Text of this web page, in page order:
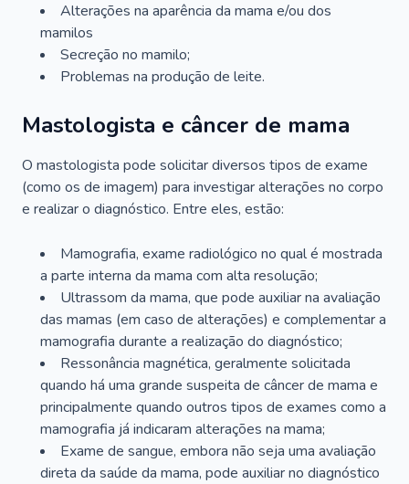
Alterações na aparência da mama e/ou dos
mamilos
Secreção no mamilo;
Problemas na produção de leite.
Mastologista e câncer de mama
O mastologista pode solicitar diversos tipos de exame
(como os de imagem) para investigar alterações no corpo
e realizar o diagnóstico. Entre eles, estão:
Mamografia, exame radiológico no qual é mostrada
a parte interna da mama com alta resolução;
Ultrassom da mama, que pode auxiliar na avaliação
das mamas (em caso de alterações) e complementar a
mamografia durante a realização do diagnóstico;
Ressonância magnética, geralmente solicitada
quando há uma grande suspeita de câncer de mama e
principalmente quando outros tipos de exames como a
mamografia já indicaram alterações na mama;
Exame de sangue, embora não seja uma avaliação
direta da saúde da mama, pode auxiliar no diagnóstico